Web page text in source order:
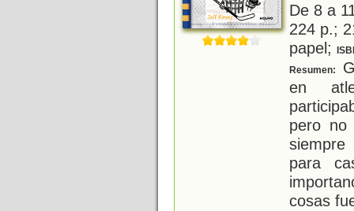
De 8 a
224 p.;
papel;
Resumen:
en
pero no
siempre
para
cosas